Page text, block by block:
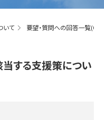
いて 要望・質問への回答一覧
当する支援策につい